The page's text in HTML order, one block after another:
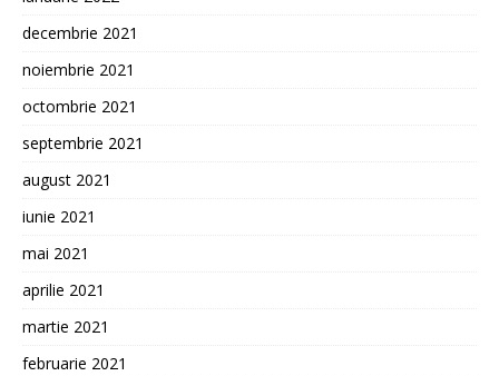
decembrie 2021
noiembrie 2021
octombrie 2021
septembrie 2021
august 2021
iunie 2021
mai 2021
aprilie 2021
martie 2021
februarie 2021